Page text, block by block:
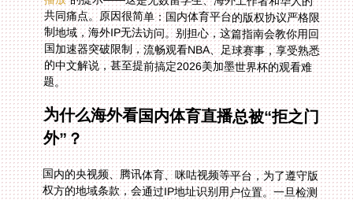
题。
为什么海外看国内体育直播总被“拒之门
外”？
国内的央视频、腾讯体育、咪咕视频等平台，为了遵守版
权方的地域条款，会通过IP地址识别用户位置。一旦检测
到海外IP，就会触发地域限制机制，直接屏蔽内容。比如
你在悉尼想刷央视频的世界杯直播，系统立刻识别你的澳
大利亚IP，弹出“仅限中国大陆观看”的提示；想看捷克 vs
墨西哥的中文解说，结果页面加载半天还是“地区不可
用”。这种情况下，普通的网络设置根本无法解决，必须